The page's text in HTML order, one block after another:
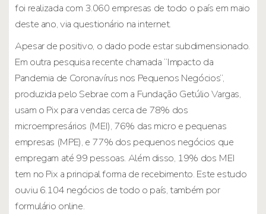
foi realizada com 3.060 empresas de todo o país em maio
deste ano, via questionário na internet.
Apesar de positivo, o dado pode estar subdimensionado.
Em outra pesquisa recente chamada “Impacto da
Pandemia de Coronavírus nos Pequenos Negócios”,
produzida pelo Sebrae com a Fundação Getúlio Vargas,
usam o Pix para vendas cerca de 78% dos
microempresários (MEI), 76% das micro e pequenas
empresas (MPE), e 77% dos pequenos negócios que
empregam até 99 pessoas. Além disso, 19% dos MEI
tem no Pix a principal forma de recebimento. Este estudo
ouviu 6.104 negócios de todo o país, também por
formulário online.